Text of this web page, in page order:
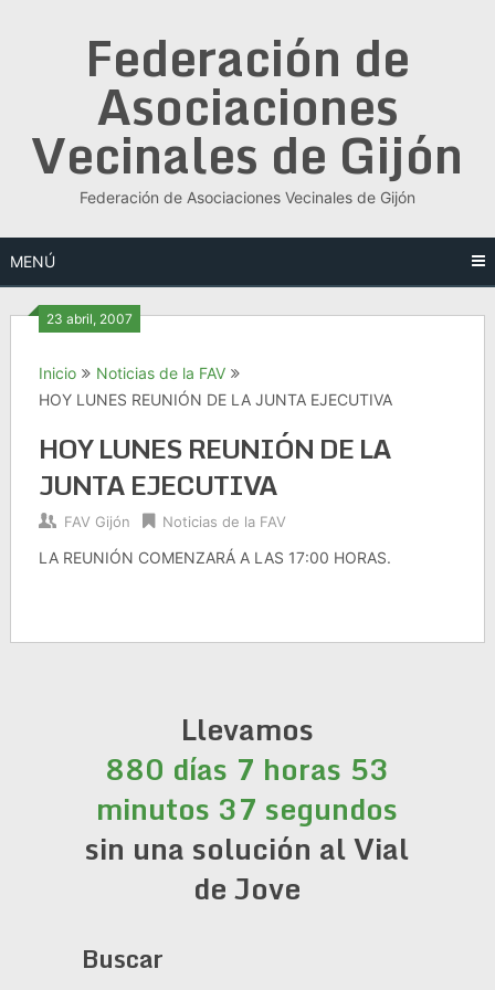
Federación de
Asociaciones
Vecinales de Gijón
Federación de Asociaciones Vecinales de Gijón
MENÚ
23 abril, 2007
Inicio
Noticias de la FAV
HOY LUNES REUNIÓN DE LA JUNTA EJECUTIVA
HOY LUNES REUNIÓN DE LA
JUNTA EJECUTIVA
FAV Gijón Noticias de la FAV
LA REUNIÓN COMENZARÁ A LAS 17:00 HORAS.
Llevamos
880 días 7 horas 53
minutos 37 segundos
sin una solución al Vial
de Jove
Buscar